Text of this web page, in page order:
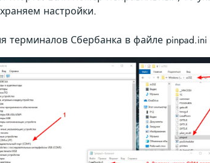
настройки.
терминалов Сбербанка в файле pinpad.ini